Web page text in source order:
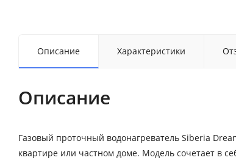
Описание Характеристики
Описание
Газовый проточный водонагреватель Siberia
квартире или частном доме. Модель сочетает в